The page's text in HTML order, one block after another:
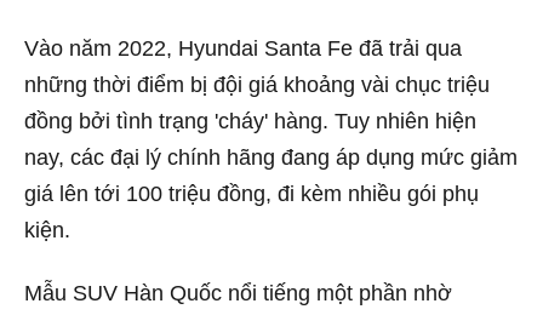
Vào năm 2022, Hyundai Santa Fe đã trải qua
những thời điểm bị đội giá khoảng vài chục triệu
đồng bởi tình trạng 'cháy' hàng. Tuy nhiên hiện
nay, các đại lý chính hãng đang áp dụng mức giảm
giá lên tới 100 triệu đồng, đi kèm nhiều gói phụ
kiện.
Mẫu SUV Hàn Quốc nổi tiếng một phần nhờ